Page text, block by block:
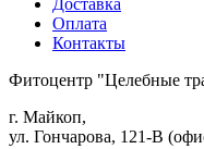
Доставка
Оплата
Контакты
Фитоцентр "Целебные
г. Майкоп,
ул. Гончарова, 121-В